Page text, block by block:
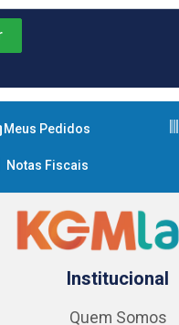
Meus Pedidos
Notas Fiscais
Institucional
Quem Somos